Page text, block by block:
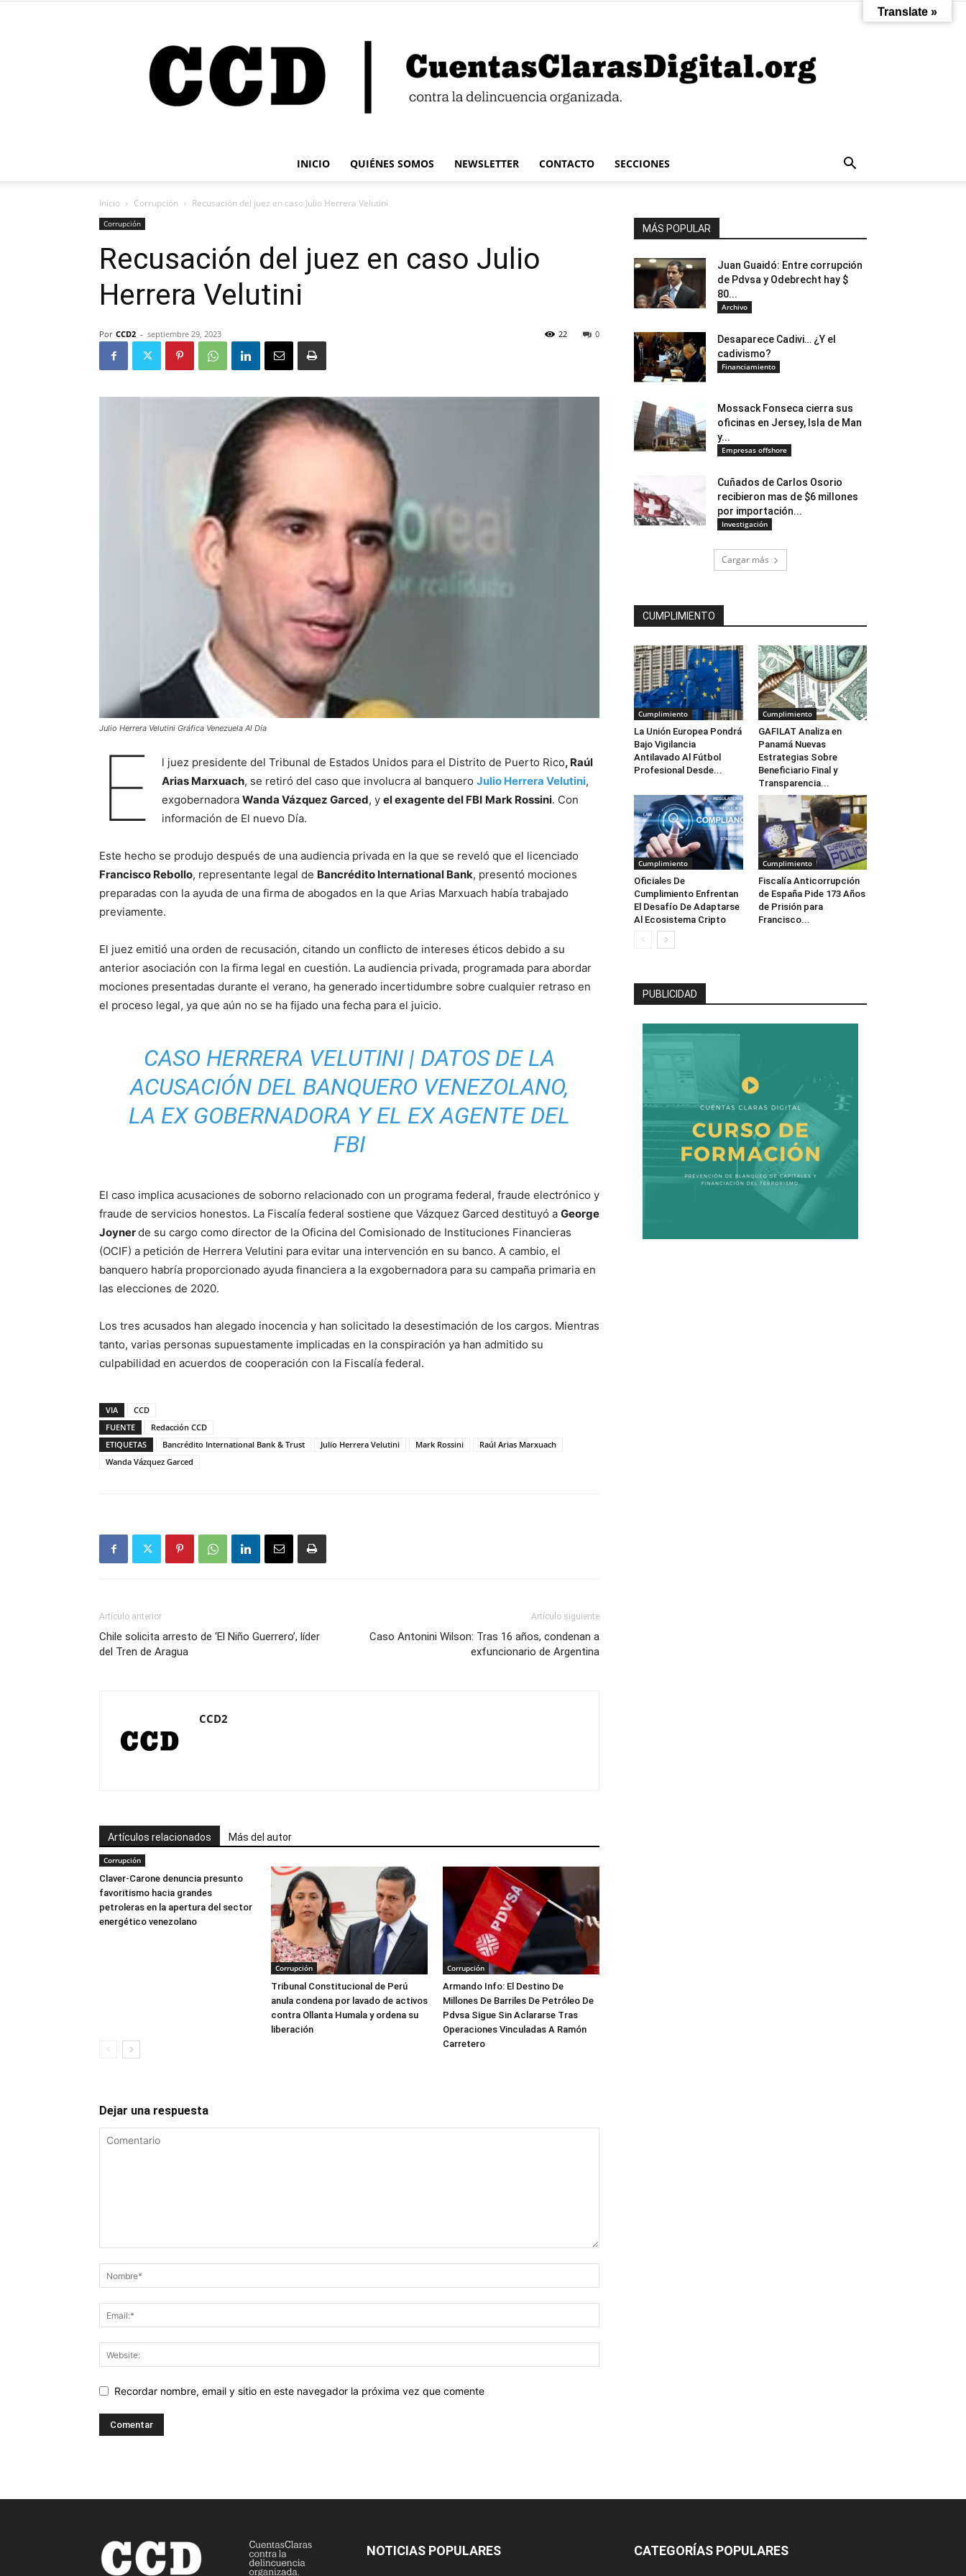
INICIO QUIÉNES SOMOS NEWSLETTER CONTACTO SECCIONES
Inicio Corrupción Recusación del juez en caso Julio Herrera Velutini
Corrupción
Recusación del juez en caso Julio
Herrera Velutini
Por CCD2 - septiembre 29, 2023 0
22
Julio Herrera Velutini Gráfica Venezuela Al Día
E l juez presidente del Tribunal de Estados Unidos para el Distrito de Puerto Rico, Raúl
Arias Marxuach, se retiró del caso que involucra al banquero Julio Herrera Velutini,
exgobernadora Wanda Vázquez Garced, y el exagente del FBI Mark Rossini. Con
información de El nuevo Día.
Este hecho se produjo después de una audiencia privada en la que se reveló que el licenciado
Francisco Rebollo, representante legal de Bancrédito International Bank, presentó mociones
preparadas con la ayuda de una firma de abogados en la que Arias Marxuach había trabajado
previamente.
El juez emitió una orden de recusación, citando un conflicto de intereses éticos debido a su
anterior asociación con la firma legal en cuestión. La audiencia privada, programada para abordar
mociones presentadas durante el verano, ha generado incertidumbre sobre cualquier retraso en
el proceso legal, ya que aún no se ha fijado una fecha para el juicio.
CASO HERRERA VELUTINI | DATOS DE LA
ACUSACIÓN DEL BANQUERO VENEZOLANO,
LA EX GOBERNADORA Y EL EX AGENTE DEL
FBI
El caso implica acusaciones de soborno relacionado con un programa federal, fraude electrónico y
fraude de servicios honestos. La Fiscalía federal sostiene que Vázquez Garced destituyó a George
Joynerde su cargo como director de la Oficina del Comisionado de Instituciones Financieras
(OCIF) a petición de Herrera Velutini para evitar una intervención en su banco. A cambio, el
banquero habría proporcionado ayuda financiera a la exgobernadora para su campaña primaria en
las elecciones de 2020.
Los tres acusados han alegado inocencia y han solicitado la desestimación de los cargos. Mientras
tanto, varias personas supuestamente implicadas en la conspiración ya han admitido su
culpabilidad en acuerdos de cooperación con la Fiscalía federal.
VIA
CCD
FUENTE
Redacción CCD
ETIQUETAS
Bancrédito International Bank & Trust Julio Herrera Velutini Mark Rossini
Raúl Arias Marxuach
Wanda Vázquez Garced
Artículo anterior
Chile solicita arresto de ‘El Niño Guerrero’, líder
del Tren de Aragua
Artículo siguiente
Caso Antonini Wilson: Tras 16 años, condenan a
exfuncionario de Argentina
CCD2
Artículos relacionados Más del autor
Corrupción
Claver-Carone denuncia presunto
favoritismo hacia grandes
petroleras en la apertura del sector
energético venezolano
Corrupción
Tribunal Constitucional de Perú
anula condena por lavado de activos
contra Ollanta Humala y ordena su
liberación
Corrupción
Armando Info: El Destino De
Millones De Barriles De Petróleo De
Pdvsa Sigue Sin Aclararse Tras
Operaciones Vinculadas A Ramón
Carretero
Dejar una respuesta
Recordar nombre, email y sitio en este navegador la próxima vez que comente
MÁS POPULAR
Juan Guaidó: Entre corrupción
de Pdvsa y Odebrecht hay $
80...
Archivo
Desaparece Cadivi… ¿Y el
cadivismo?
Financiamiento
Mossack Fonseca cierra sus
oficinas en Jersey, Isla de Man
y...
Empresas offshore
Cuñados de Carlos Osorio
recibieron mas de $6 millones
por importación...
Investigación
Cargar más
CUMPLIMIENTO
Cumplimiento
La Unión Europea Pondrá
Bajo Vigilancia
Antilavado Al Fútbol
Profesional Desde...
Cumplimiento
GAFILAT Analiza en
Panamá Nuevas
Estrategias Sobre
Beneficiario Final y
Transparencia...
Cumplimiento
Oficiales De
Cumplimiento Enfrentan
El Desafío De Adaptarse
Al Ecosistema Cripto
Cumplimiento
Fiscalía Anticorrupción
de España Pide 173 Años
de Prisión para
Francisco...
PUBLICIDAD
NOTICIAS POPULARES CATEGORÍAS POPULARES
Translate »